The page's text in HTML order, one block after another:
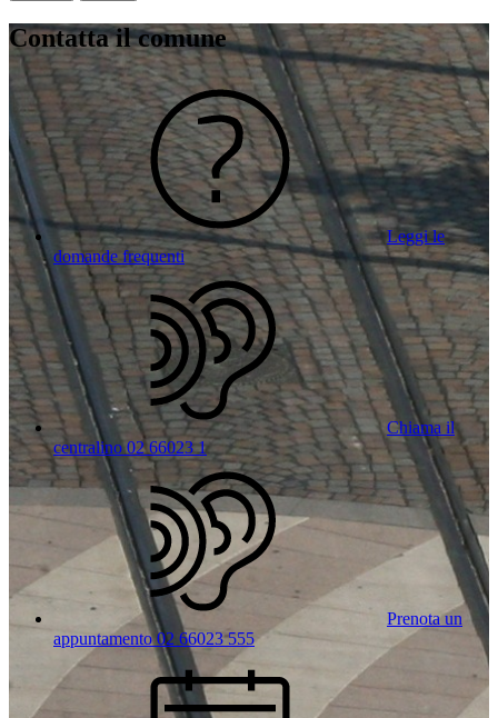
Contatta il comune
Leggi le
domande frequenti
Chiama il
centralino 02 66023 1
Prenota un
appuntamento 02 66023 555